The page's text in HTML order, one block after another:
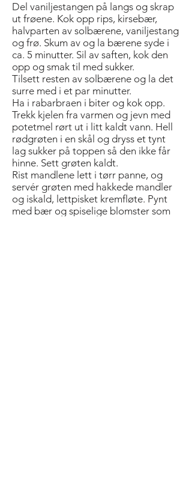
Del vaniljestangen på langs og skrap
ut frøene. Kok opp rips, kirsebær,
halvparten av solbærene, vaniljestang
og frø. Skum av og la bærene syde i
ca. 5 minutter. Sil av saften, kok den
opp og smak til med sukker.
Tilsett resten av solbærene og la det
surre med i et par minutter.
Ha i rabarbraen i biter og kok opp.
Trekk kjelen fra varmen og jevn med
potetmel rørt ut i litt kaldt vann. Hell
rødgrøten i en skål og dryss et tynt
lag sukker på toppen så den ikke får
hinne. Sett grøten kaldt.
Rist mandlene lett i tørr panne, og
servér grøten med hakkede mandler
og iskald, lett­pisket kremfløte. Pynt
med bær og spiselige blomster som